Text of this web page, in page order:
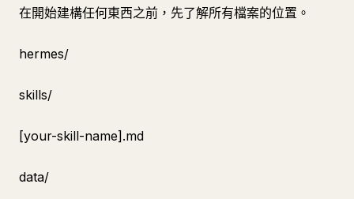
在開始建構任何東西之前，先了解所有檔案的位置。
hermes/
skills/
[your-skill-name].md
data/